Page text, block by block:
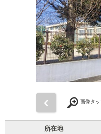
画像タッ
所在地